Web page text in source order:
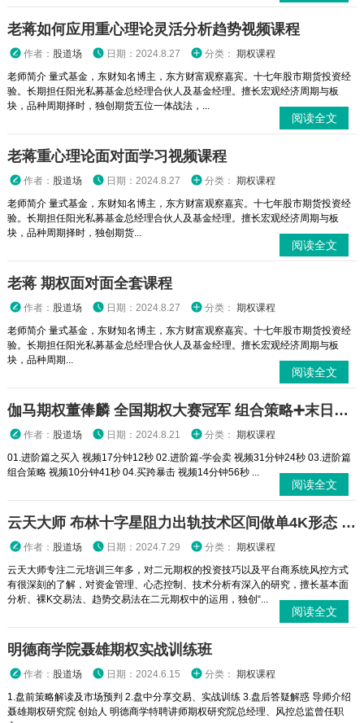
老蒋如何应用重心理论灵活分析趋势视频课程
作者： 股道场 日期：2024.8.27 分类： 期权课程
老师简介 量式基金，东财知名博主，东方财富观察嘉宾。十七年股市期货投资经
验。长期担任阳光私募基金总经理合伙人及基金经理。擅长宏观经济周期与板
块，品种周期择时，独创期货五位一体战法，...
阅读全文
老蒋重心理论面对面学习视频课程
作者： 股道场 日期：2024.8.27 分类： 期权课程
老师简介 量式基金，东财知名博主，东方财富观察嘉宾。十七年股市期货投资经
验。长期担任阳光私募基金总经理合伙人及基金经理。擅长宏观经济周期与板
块，品种周期择时，独创期货...
阅读全文
老蒋 期权面对面全套课程
作者： 股道场 日期：2024.8.27 分类： 期权课程
老师简介 量式基金，东财知名博主，东方财富观察嘉宾。十七年股市期货投资经
验。长期担任阳光私募基金总经理合伙人及基金经理。擅长宏观经济周期与板
块，品种周期...
阅读全文
伽马期权董俸麟 全国期权大赛冠军 组合策略➕末日轮视频课程
作者： 股道场 日期：2024.8.21 分类： 期权课程
01.进阶篇之买入 视频17分钟12秒 02.进阶篇-学会卖 视频31分钟24秒 03.进阶篇
组合策略 视频10分钟41秒 04.买跨暴击 视频14分钟56秒 ...
阅读全文
云天大师 布林十字星阻力出轨技术区间做单4K形态 二元期权外汇实战培训视频课程
作者： 股道场 日期：2024.7.29 分类： 期权课程
云天大师专注二元培训三年多，对二元期权的投资技巧以及平台商系统风控方式
有很深刻的了解，对资金管理、心态控制、技术分析有深入的研究，擅长基本面
分析、裸K交易法、趋势交易法在二元期权中的运用，独创“...
阅读全文
明德商学院聂雄期权实战训练班
作者： 股道场 日期：2024.6.15 分类： 期权课程
1.盘前策略解读及市场预判 2.盘中分享交易、实战训练 3.盘后答疑解惑 导师介绍
聂雄期权研究院 创始人 明德商学特聘讲师期权研究院总经理、风控总监曾任职